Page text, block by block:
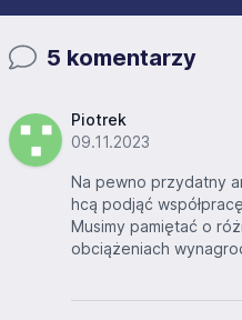
5 komentarzy
Piotrek
09.11.2023
Na pewno przydatny
hcą podjąć
Musimy pamiętać o
obciążeniach